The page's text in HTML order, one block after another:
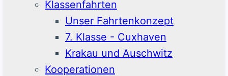
Klassenfahrten
Unser Fahrtenkonzept
7. Klasse - Cuxhaven
Krakau und Auschwitz
Kooperationen